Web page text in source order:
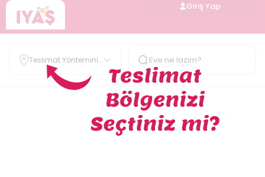
Giriş Yap
Teslimat Yöntemini
Belirle